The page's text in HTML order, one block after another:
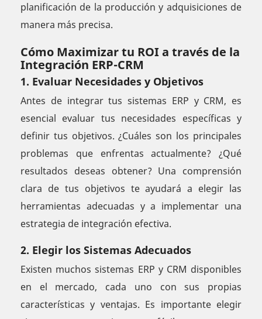
planificación de la producción y adquisiciones de
manera más precisa.
Cómo Maximizar tu ROI a través de la
Integración ERP-CRM
1. Evaluar Necesidades y Objetivos
Antes de integrar tus sistemas ERP y CRM, es
esencial evaluar tus necesidades específicas y
definir tus objetivos. ¿Cuáles son los principales
problemas que enfrentas actualmente? ¿Qué
resultados deseas obtener? Una comprensión
clara de tus objetivos te ayudará a elegir las
herramientas adecuadas y a implementar una
estrategia de integración efectiva.
2. Elegir los Sistemas Adecuados
Existen muchos sistemas ERP y CRM disponibles
en el mercado, cada uno con sus propias
características y ventajas. Es importante elegir